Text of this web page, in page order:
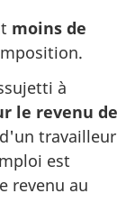
moins de
à
le revenu de
travailleur
est
revenu au